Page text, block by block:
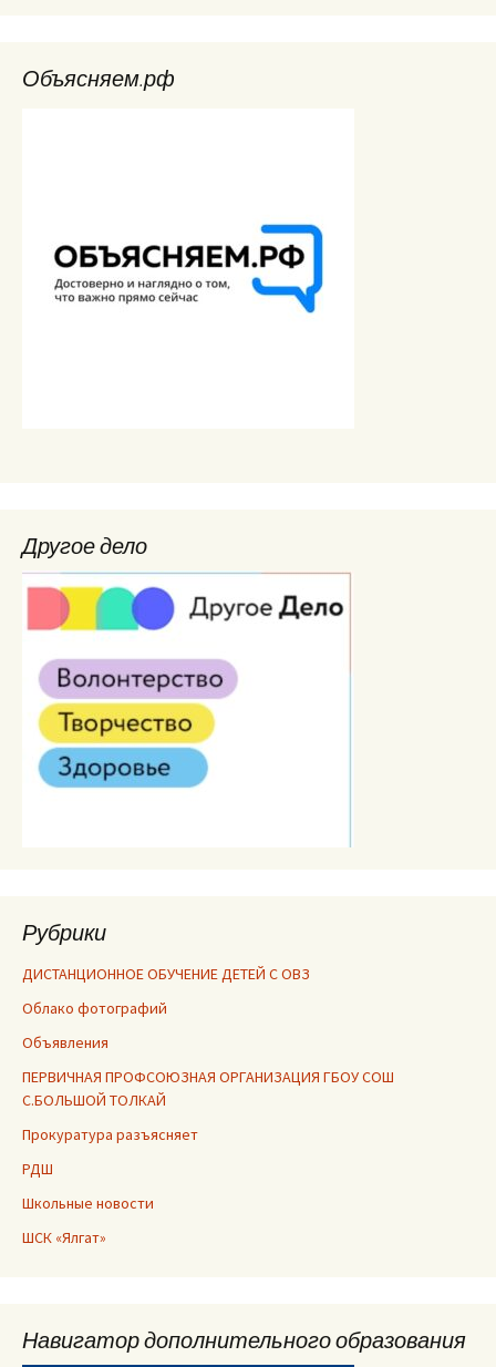
Объясняем.рф
Другое дело
Рубрики
ДИСТАНЦИОННОЕ ОБУЧЕНИЕ ДЕТЕЙ С ОВЗ
Облако фотографий
Объявления
ПЕРВИЧНАЯ ПРОФСОЮЗНАЯ ОРГАНИЗАЦИЯ ГБОУ СОШ
С.БОЛЬШОЙ ТОЛКАЙ
Прокуратура разъясняет
РДШ
Школьные новости
ШСК «Ялгат»
Навигатор дополнительного образования